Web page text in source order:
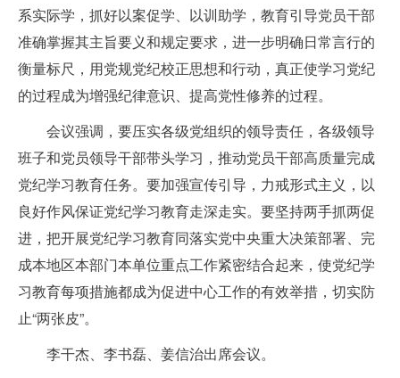
系实际学，抓好以案促学、以训助学，教育引导党员干部
准确掌握其主旨要义和规定要求，进一步明确日常言行的
衡量标尺，用党规党纪校正思想和行动，真正使学习党纪
的过程成为增强纪律意识、提高党性修养的过程。
会议强调，要压实各级党组织的领导责任，各级领导
班子和党员领导干部带头学习，推动党员干部高质量完成
党纪学习教育任务。要加强宣传引导，力戒形式主义，以
良好作风保证党纪学习教育走深走实。要坚持两手抓两促
进，把开展党纪学习教育同落实党中央重大决策部署、完
成本地区本部门本单位重点工作紧密结合起来，使党纪学
习教育每项措施都成为促进中心工作的有效举措，切实防
止“两张皮”。
李干杰、李书磊、姜信治出席会议。